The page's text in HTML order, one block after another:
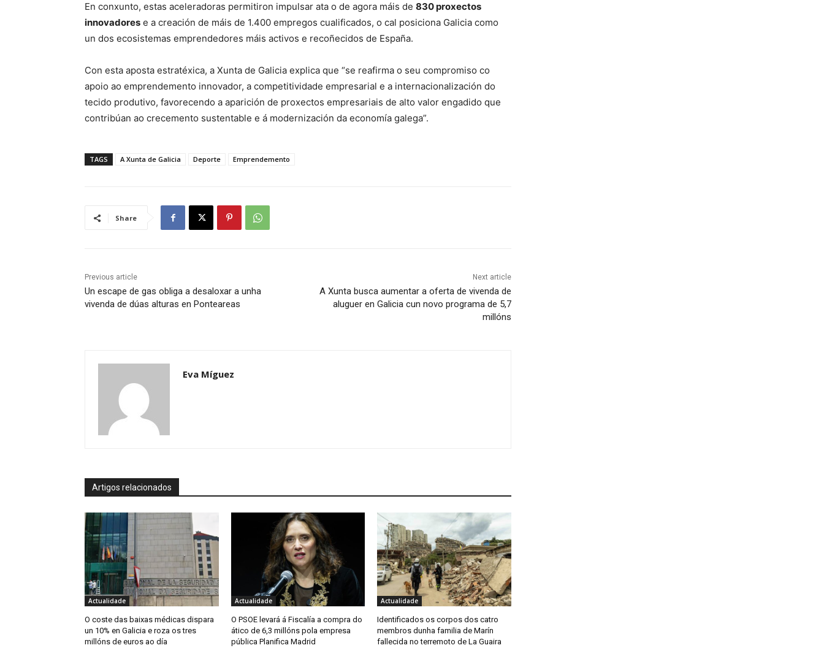
En conxunto, estas aceleradoras permitiron impulsar ata o de agora máis de 830 proxectos
innovadores e a creación de máis de 1.400 empregos cualificados, o cal posiciona Galicia como
un dos ecosistemas emprendedores máis activos e recoñecidos de España.
Con esta aposta estratéxica, a Xunta de Galicia explica que “se reafirma o seu compromiso co
apoio ao emprendemento innovador, a competitividade empresarial e a internacionalización do
tecido produtivo, favorecendo a aparición de proxectos empresariais de alto valor engadido que
contribúan ao crecemento sustentable e á modernización da economía galega”.
TAGS A Xunta de Galicia Deporte Emprendemento
Share
Previous article
Un escape de gas obliga a desaloxar a unha
vivenda de dúas alturas en Ponteareas
Next article
A Xunta busca aumentar a oferta de vivenda de
aluguer en Galicia cun novo programa de 5,7
millóns
Eva Míguez
Artigos relacionados
Actualidade
O coste das baixas médicas dispara
un 10% en Galicia e roza os tres
millóns de euros ao día
Actualidade
O PSOE levará á Fiscalía a compra do
ático de 6,3 millóns pola empresa
pública Planifica Madrid
Actualidade
Identificados os corpos dos catro
membros dunha familia de Marín
fallecida no terremoto de La Guaira